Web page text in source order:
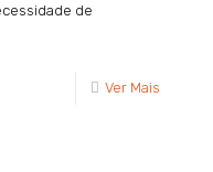
de
Ver Mais